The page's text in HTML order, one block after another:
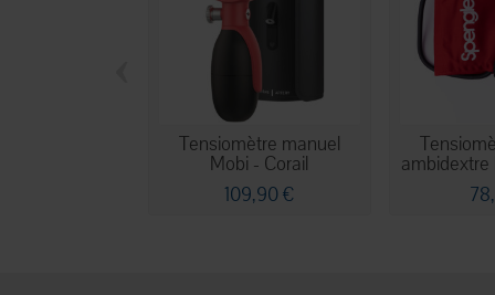
Tensiomètre manuel
Mobi - Corail
109,90 €
ambidextre